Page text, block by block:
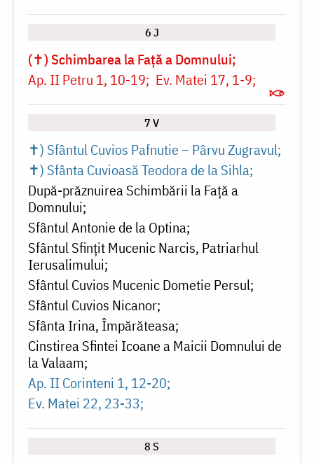
6 J
(✝) Schimbarea la Față a Domnului
Ap. II Petru 1, 10-19 Ev. Matei 17, 1-9
7 V
✝) Sfântul Cuvios Pafnutie – Pârvu Zugravul
✝) Sfânta Cuvioasă Teodora de la Sihla
După-prăznuirea Schimbării la Față a
Domnului
Sfântul Antonie de la Optina
Sfântul Sfinţit Mucenic Narcis, Patriarhul
Ierusalimului
Sfântul Cuvios Mucenic Dometie Persul
Sfântul Cuvios Nicanor
Sfânta Irina, Împărăteasa
Cinstirea Sfintei Icoane a Maicii Domnului de
la Valaam
Ap. II Corinteni 1, 12-20
Ev. Matei 22, 23-33
8 S